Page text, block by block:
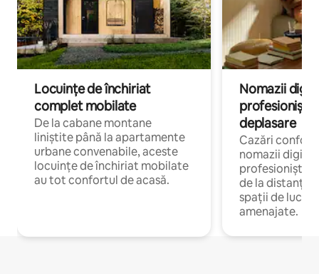
Locuințe de închiriat
complet mobilate
De la cabane montane
liniștite până la apartamente
urbane convenabile, aceste
locuințe de închiriat mobilate
au tot confortul de acasă.
Nomazii
profesioniștii
deplasare
Cazări
nomazii
profesioniștii
de la distanță,
spații de lucru
amenajate.